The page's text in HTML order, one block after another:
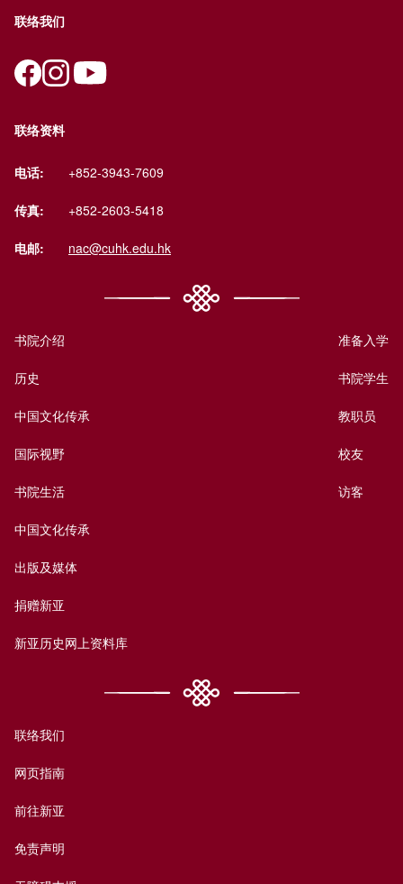
联络我们
联络资料
电话: +852-3943-7609
传真: +852-2603-5418
电邮: nac@cuhk.edu.hk
书院介绍
历史
中国文化传承
国际视野
书院生活
中国文化传承
出版及媒体
捐赠新亚
新亚历史网上资料库
准备入学
书院学生
教职员
校友
访客
联络我们
网页指南
前往新亚
免责声明